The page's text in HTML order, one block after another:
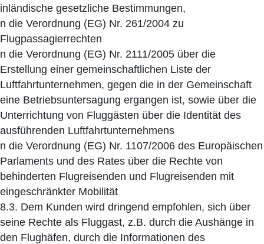
inländische gesetzliche Bestimmungen,
n die Verordnung (EG) Nr. 261/2004 zu
Flugpassagierrechten
n die Verordnung (EG) Nr. 2111/2005 über die
Erstellung einer gemeinschaftlichen Liste der
Luftfahrtunternehmen, gegen die in der Gemeinschaft
eine Betriebsuntersagung ergangen ist, sowie über die
Unterrichtung von Fluggästen über die Identität des
ausführenden Luftfahrtunternehmens
n die Verordnung (EG) Nr. 1107/2006 des Europäischen
Parlaments und des Rates über die Rechte von
behinderten Flugreisenden und Flugreisenden mit
eingeschränkter Mobilität
8.3. Dem Kunden wird dringend empfohlen, sich über
seine Rechte als Fluggast, z.B. durch die Aushänge in
den Flughäfen, durch die Informationen des